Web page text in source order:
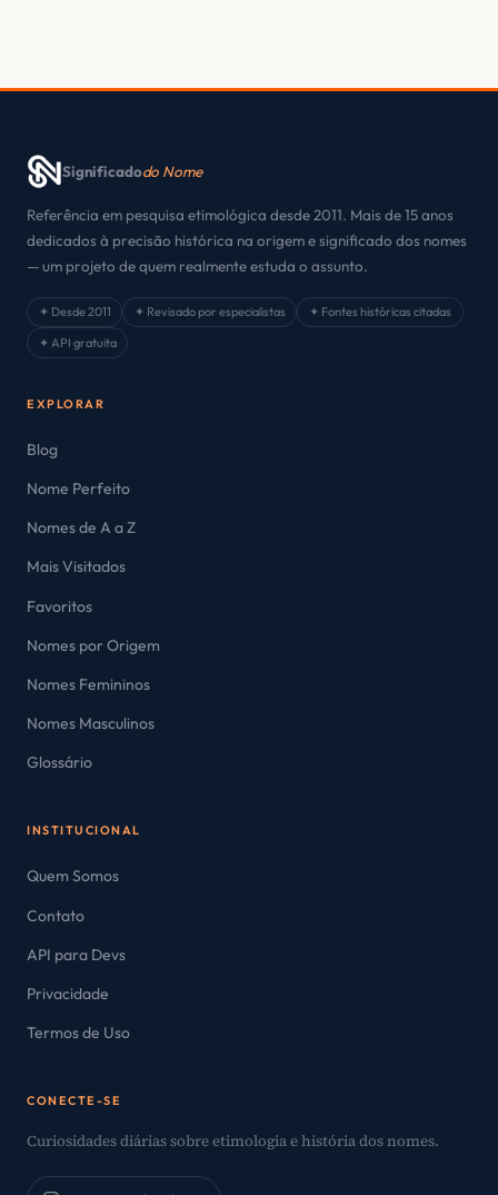
Significadodo Nome
Referência em pesquisa etimológica desde 2011. Mais de 15 anos
dedicados à precisão histórica na origem e significado dos nomes
— um projeto de quem realmente estuda o assunto.
✦ Desde 2011 ✦ Revisado por especialistas
✦ Fontes históricas citadas
✦ API gratuita
EXPLORAR
Blog
Nome Perfeito
Nomes de A a Z
Mais Visitados
Favoritos
Nomes por Origem
Nomes Femininos
Nomes Masculinos
Glossário
INSTITUCIONAL
Quem Somos
Contato
API para Devs
Privacidade
Termos de Uso
CONECTE-SE
Curiosidades diárias sobre etimologia e história dos nomes.